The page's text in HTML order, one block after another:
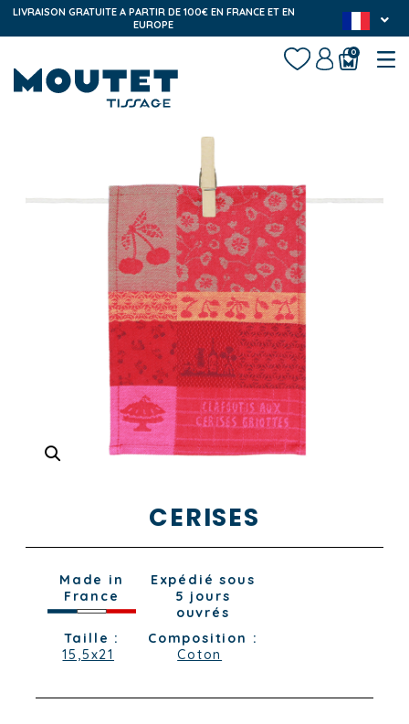
LIVRAISON GRATUITE A PARTIR DE 100€ EN FRANCE ET EN
EUROPE
0
CERISES
Made in
France
Expédié sous
5 jours
ouvrés
Taille :
15,5x21
Composition :
Coton